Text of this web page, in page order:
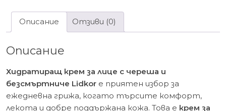
безсмъртниче
50
Описание Отзиви (0)
Описание
Хидратиращ крем за лице с череша и
безсмъртниче Lidkor е приятен избор за
ежедневна грижа, когато търсите комфорт,
лекота и добре поддържана кожа. Това е крем за